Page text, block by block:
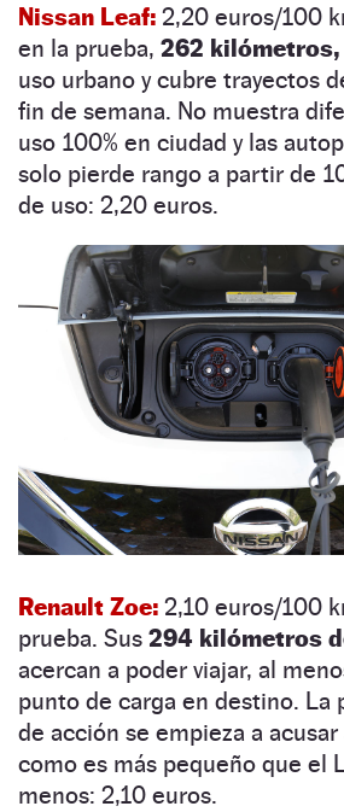
Nissan Leaf: 2,20 euros/100
en la prueba, 262 kilómetros,
uso urbano y cubre trayectos
fin de semana. No muestra
uso 100% en ciudad y las
solo pierde rango a partir de
de uso: 2,20 euros.
Renault Zoe: 2,10 euros/100
prueba. Sus 294 kilómetros
acercan a poder viajar, al
punto de carga en destino. La
de acción se empieza a
como es más pequeño que el
menos: 2,10 euros.